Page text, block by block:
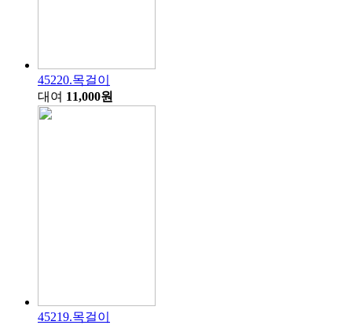
45220.목걸이
대여 11,000원
45219.목걸이